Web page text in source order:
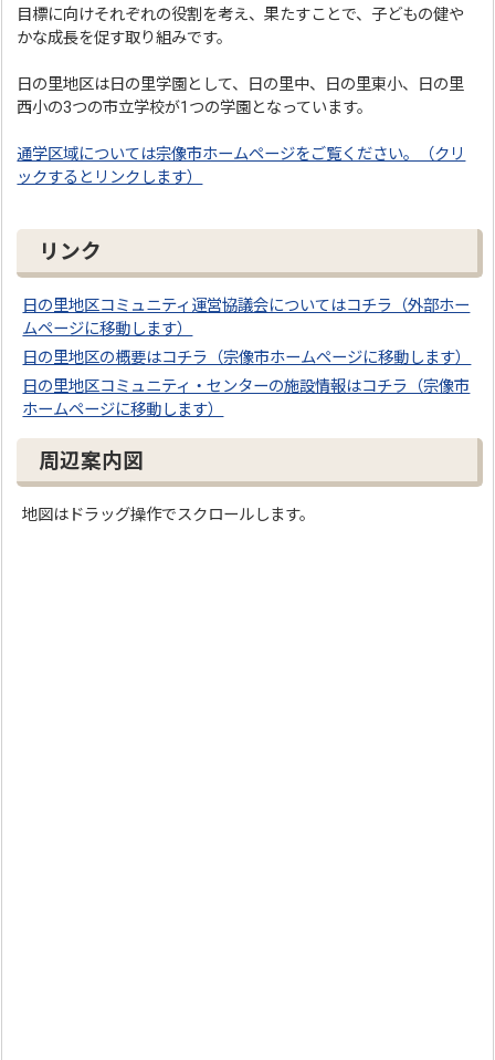
目標に向けそれぞれの役割を考え、果たすことで、子どもの健や
かな成長を促す取り組みです。
日の里地区は日の里学園として、日の里中、日の里東小、日の里
西小の3つの市立学校が1つの学園となっています。
通学区域については宗像市ホームページをご覧ください。（クリ
ックするとリンクします）
リンク
日の里地区コミュニティ運営協議会についてはコチラ（外部ホー
ムページに移動します）
日の里地区の概要はコチラ（宗像市ホームページに移動します）
日の里地区コミュニティ・センターの施設情報はコチラ（宗像市
ホームページに移動します）
周辺案内図
地図はドラッグ操作でスクロールします。